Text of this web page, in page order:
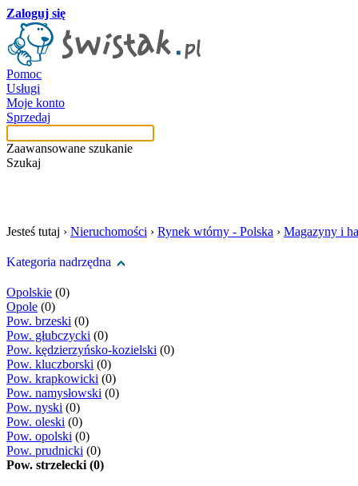
Zaloguj się
Pomoc
Usługi
Moje konto
Sprzedaj
Zaawansowane szukanie
Szukaj
Jesteś tutaj › Nieruchomości › Rynek wtórny - Polska › Magazyny i
Kategoria nadrzędna
Opolskie (0)
Opole (0)
Pow. brzeski (0)
Pow. głubczycki (0)
Pow. kędzierzyńsko-kozielski (0)
Pow. kluczborski (0)
Pow. krapkowicki (0)
Pow. namysłowski (0)
Pow. nyski (0)
Pow. oleski (0)
Pow. opolski (0)
Pow. prudnicki (0)
Pow. strzelecki (0)